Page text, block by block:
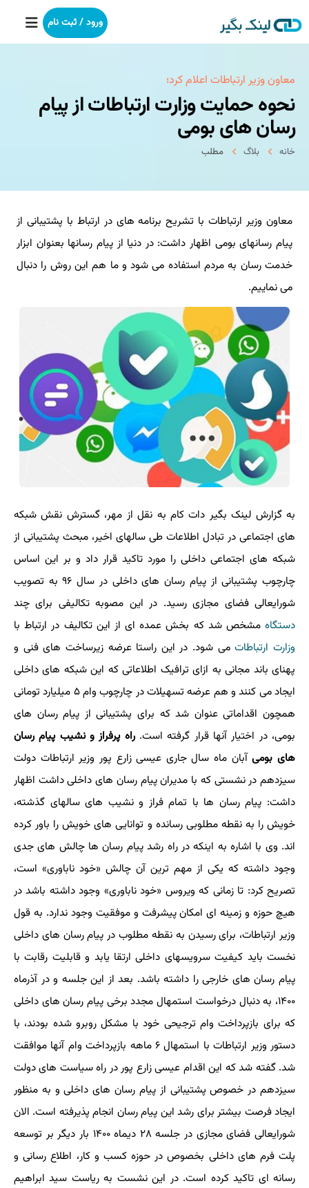
خانه
بکلینک
رپورتاژآگهی
خدمات ما
درباره ما
آموزش
ورود / ثبت نام
معاون وزیر ارتباطات اعلام كرد؛
نحوه حمایت وزارت ارتباطات از پیام
رسان های بومی
خانه بلاگ مطلب
معاون وزیر ارتباطات با تشریح برنامه های در ارتباط با پشتیبانی از
پیام رسانهای بومی اظهار داشت: در دنیا از پیام رسانها بعنوان ابزار
خدمت رسان به مردم استفاده می شود و ما هم این روش را دنبال
می نماییم.
به گزارش لینک بگیر دات کام به نقل از مهر، گسترش نقش شبکه
های اجتماعی در تبادل اطلاعات طی سالهای اخیر، مبحث پشتیبانی از
شبکه های اجتماعی داخلی را مورد تاکید قرار داد و بر این اساس
چارچوب پشتیبانی از پیام رسان های داخلی در سال ۹۶ به تصویب
شورایعالی فضای مجازی رسید. در این مصوبه تکالیفی برای چند
دستگاه مشخص شد که بخش عمده ای از این تکالیف در ارتباط با
وزارت ارتباطاتمی شود. در این راستا عرضه زیرساخت های فنی و
پهنای باند مجانی به ازای ترافیک اطلاعاتی که این شبکه های داخلی
ایجاد می کنند و هم عرضه تسهیلات در چارچوب وام ۵ میلیارد تومانی
همچون اقداماتی عنوان شد که برای پشتیبانی از پیام رسان های
بومی، در اختیار آنها قرار گرفته است.راه پرفراز و نشیب پیام رسان
های بومیآبان ماه سال جاری عیسی زارع پور وزیر ارتباطات دولت
سیزدهم در نشستی که با مدیران پیام رسان های داخلی داشت اظهار
داشت: پیام رسان ها با تمام فراز و نشیب های سالهای گذشته،
خویش را به نقطه مطلوبی رسانده و توانایی های خویش را باور کرده
اند. وی با اشاره به اینکه در راه رشد پیام رسان ها چالش های جدی
وجود داشته که یکی از مهم ترین آن چالش «خود ناباوری» است،
تصریح کرد: تا زمانی که ویروس «خود ناباوری» وجود داشته باشد در
هیچ حوزه و زمینه ای امکان پیشرفت و موفقیت وجود ندارد. به قول
وزیر ارتباطات، برای رسیدن به نقطه مطلوب در پیام رسان های داخلی
نخست باید کیفیت سرویسهای داخلی ارتقا یابد و قابلیت رقابت با
پیام رسان های خارجی را داشته باشد. بعد از این جلسه و در آذرماه
۱۴۰۰، به دنبال درخواست استمهال مجدد برخی پیام رسان های داخلی
که برای بازپرداخت وام ترجیحی خود با مشکل روبرو شده بودند، با
دستور وزیر ارتباطات با استمهال ۶ ماهه بازپرداخت وام آنها موافقت
شد. گفته شد که این اقدام عیسی زارع پور در راه سیاست های دولت
سیزدهم در خصوص پشتیبانی از پیام رسان های داخلی و به منظور
ایجاد فرصت بیشتر برای رشد این پیام رسان انجام پذیرفته است. الان
شورایعالی فضای مجازی در جلسه ۲۸ دیماه ۱۴۰۰ بار دیگر بر توسعه
پلت فرم های داخلی بخصوص در حوزه کسب و کار، اطلاع رسانی و
رسانه ای تاکید کرده است. در این نشست به ریاست سید ابراهیم